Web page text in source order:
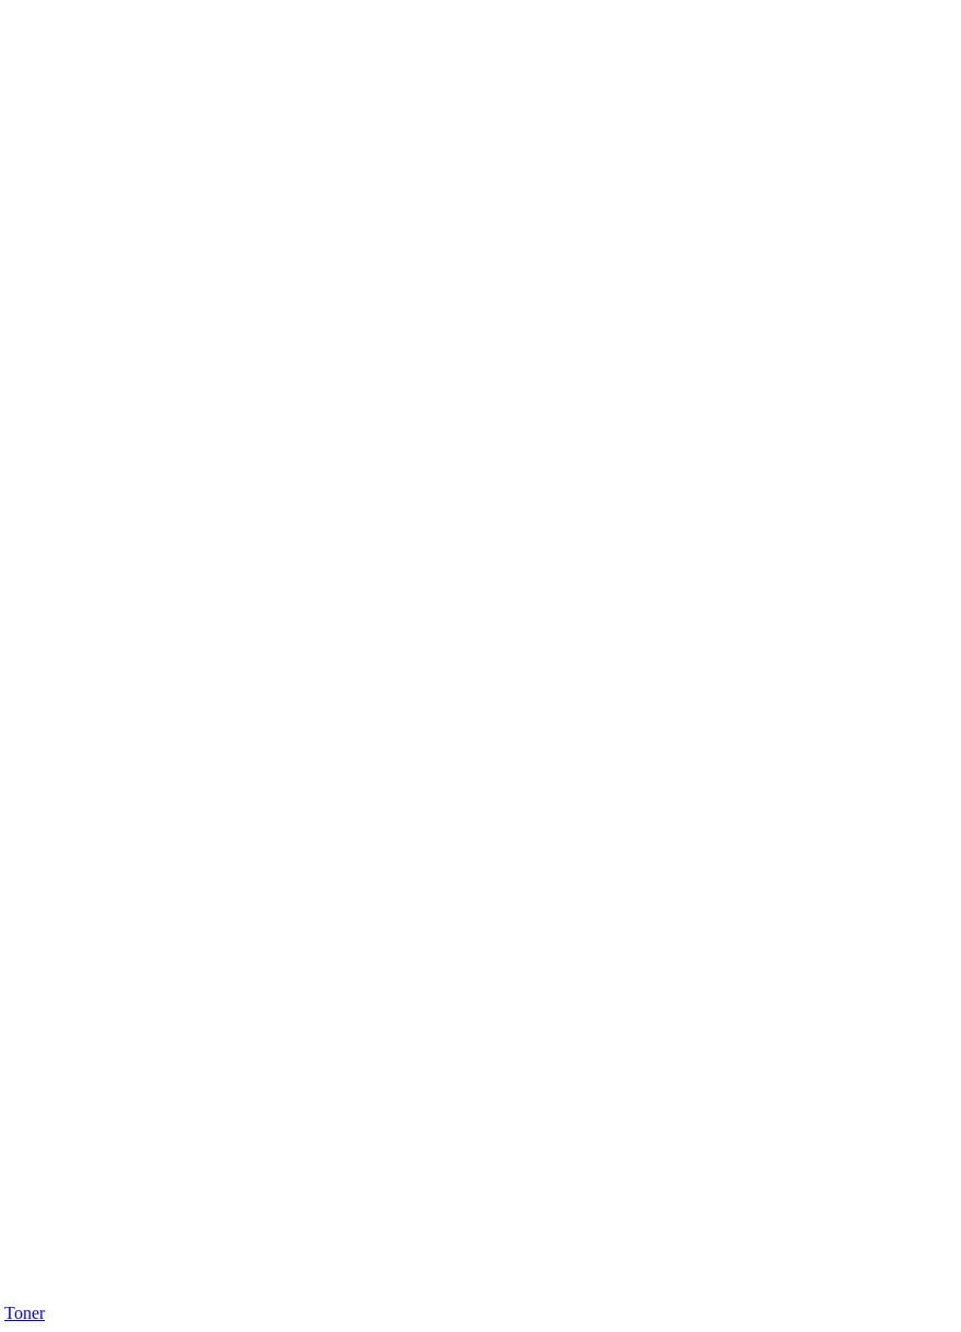
Toner